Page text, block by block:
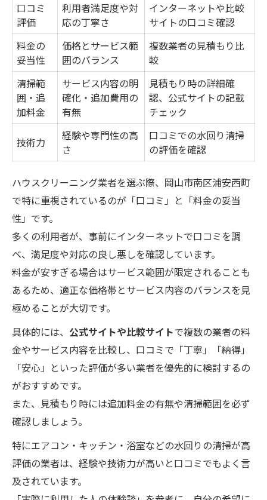
口コミ
評価
利用者満足度や対
応の丁寧さ
インターネットや比較
サイトの口コミ確認
料金の
妥当性
価格とサービス範
囲のバランス
複数業者の見積もり比
較
清掃範
囲・追
加料金
サービス内容の明
確化・追加費用の
有無
見積もり時の詳細確
認、公式サイトの記載
チェック
技術力
経験や専門性の高
さ
口コミでの水回り清掃
の評価を確認
ハウスクリーニング業者を選ぶ際、岡山市南区浦安西町
で特に重視されているのが「口コミ」と「料金の妥当
性」です。
多くの利用者が、事前にインターネットで口コミを調
べ、満足度や対応の良し悪しを確認しています。
料金が安すぎる場合はサービス範囲が限定されることも
あるため、適正な価格帯とサービス内容のバランスを見
極めることが大切です。
具体的には、 公式サイトや比較サイトで複数の業者の料
金やサービス内容を比較し、口コミで「丁寧」「納得」
「安心」といった評価が多い業者を優先的に検討するの
がおすすめです。
また、見積もり時には追加料金の有無や清掃範囲を必ず
確認しましょう。
特にエアコン・キッチン・浴室などの水回りの清掃が高
評価の業者は、経験や技術力が高いと口コミでもよく言
及されています。